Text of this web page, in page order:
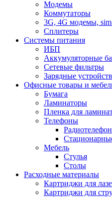
Модемы
Коммутаторы
3G, 4G модемы,
Сплитеры
Системы питания
ИБП
Аккумуляторные
Сетевые фильтры
Зарядные
Офисные товары и
Бумага
Ламинаторы
Пленка для
Телефоны
Мебель
Стулья
Столы
Расходные материалы
Картриджи для
Картриджи для